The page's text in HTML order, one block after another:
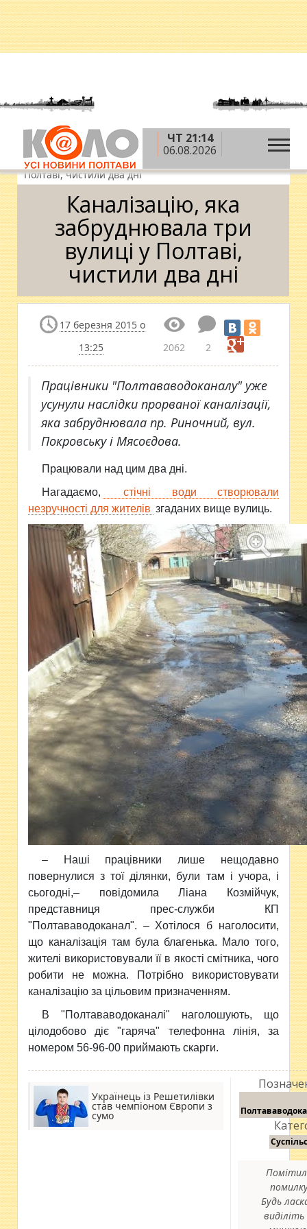
ЧТ 21:14
06.08.2026
Головна » Новини » Суспільство
»Каналізацію, яка забруднювала три вулиці у
Полтаві, чистили два дні
Каналізацію, яка
забруднювала три
вулиці у Полтаві,
чистили два дні
17 березня 2015 о
13:25
2062 2
Працівники "Полтававодоканалу" уже
усунули наслідки прорваної каналізації,
яка забруднювала пр. Риночний, вул.
Покровську і Мясоєдова.
Працювали над цим два дні.
Нагадаємо,
стічні води створювали
незручності для жителів згаданих вище вулиць.
– Наші працівники лише нещодавно
повернулися з тої ділянки, були там і учора, і
сьогодні,– повідомила Ліана Козмійчук,
представниця прес-служби КП
"Полтававодоканал". – Хотілося б наголосити,
що каналізація там була благенька. Мало того,
жителі використовували її в якості смітника, чого
робити не можна. Потрібно використовувати
каналізацію за цільовим призначенням.
В "Полтававодоканалі" наголошують, що
цілодобово діє "гаряча" телефонна лінія, за
номером 56-96-00 приймають скарги.
Українець із Решетилівки
став чемпіоном Європи з
сумо
Будь
виділіть